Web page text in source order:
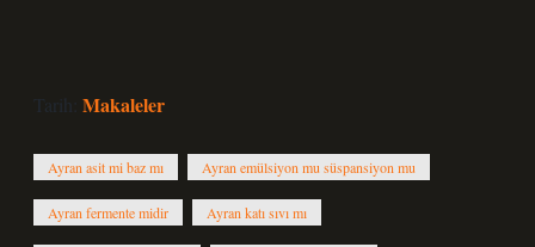
Tarih: Makaleler
Ayran asit mi baz mı Ayran emülsiyon mu süspansiyon mu
Ayran fermente midir Ayran katı sıvı mı